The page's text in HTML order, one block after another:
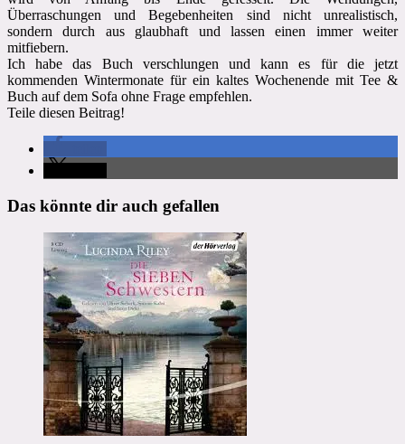
Überraschungen und Begebenheiten sind nicht unrealistisch,
sondern durch aus glaubhaft und lassen einen immer weiter
mitfiebern.
Ich habe das Buch verschlungen und kann es für die jetzt
kommenden Wintermonate für ein kaltes Wochenende mit Tee &
Buch auf dem Sofa ohne Frage empfehlen.
Teile diesen Beitrag!
Das könnte dir auch gefallen